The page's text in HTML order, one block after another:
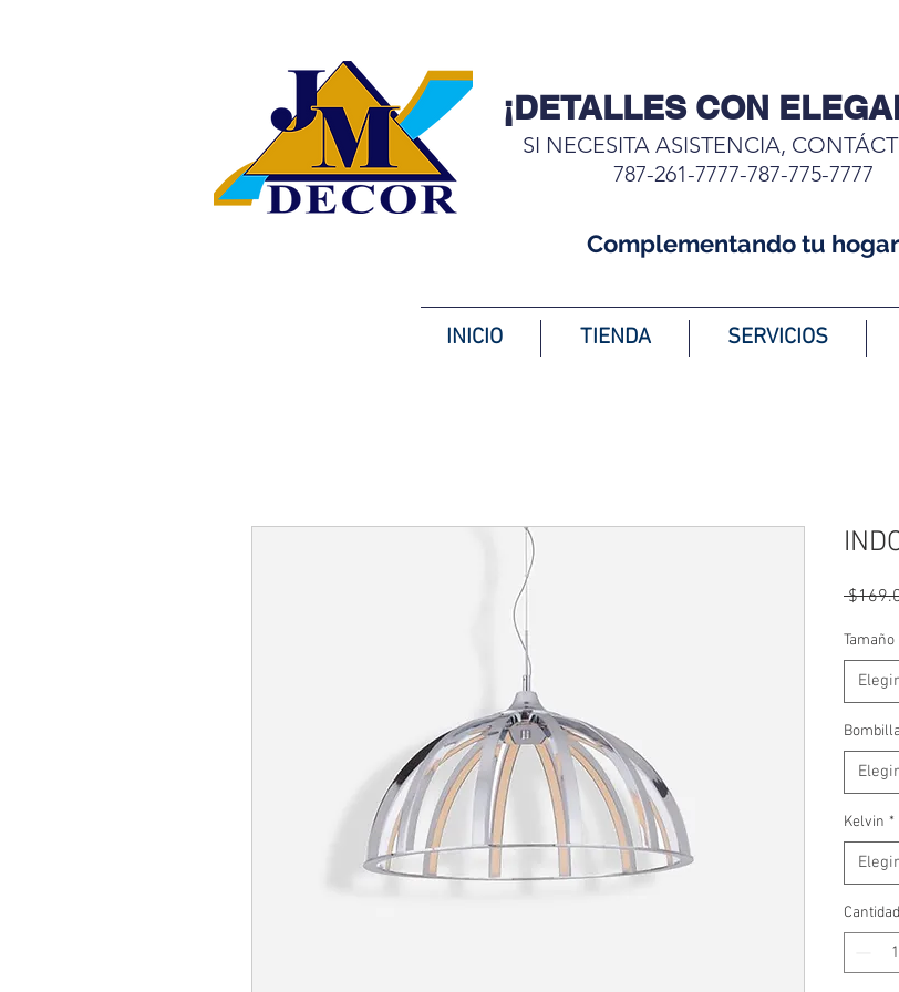
¡DETALLES CON
SI NECESITA ASISTENCIA,
787-261-7777-787-775-7777
Complementando tu hogar
INICIO TIENDA SERVICIOS
Tamaño
Elegir
Bombilla
Elegir
Kelvin *
Elegir
Cantidad